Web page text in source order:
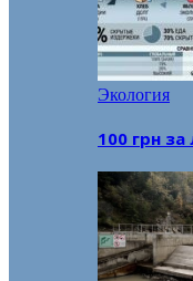
Экология
100 грн